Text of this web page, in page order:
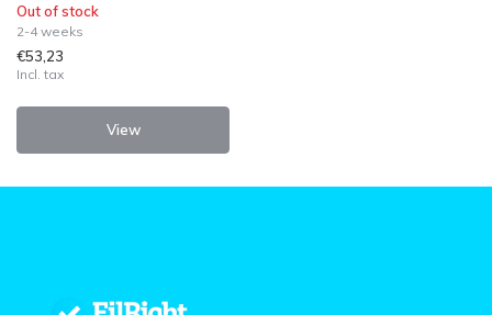
Out of stock
2-4 weeks
€53,23
Incl. tax
View